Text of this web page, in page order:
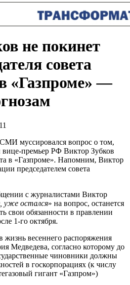
не покинет
совета
«Газпроме» —
муссировался вопрос о том,
премьер РФ Виктор Зубков
в «Газпроме». Напомним, Виктор
председателем совета
с журналистами Виктор
уже остался» на вопрос, останется
свои обязанности в правлении
1-го октября.
жизнь весеннего распоряжения
Медведева, согласно которому до
чиновники должны
в госкорпорациях (к числу
гигант «Газпром»)